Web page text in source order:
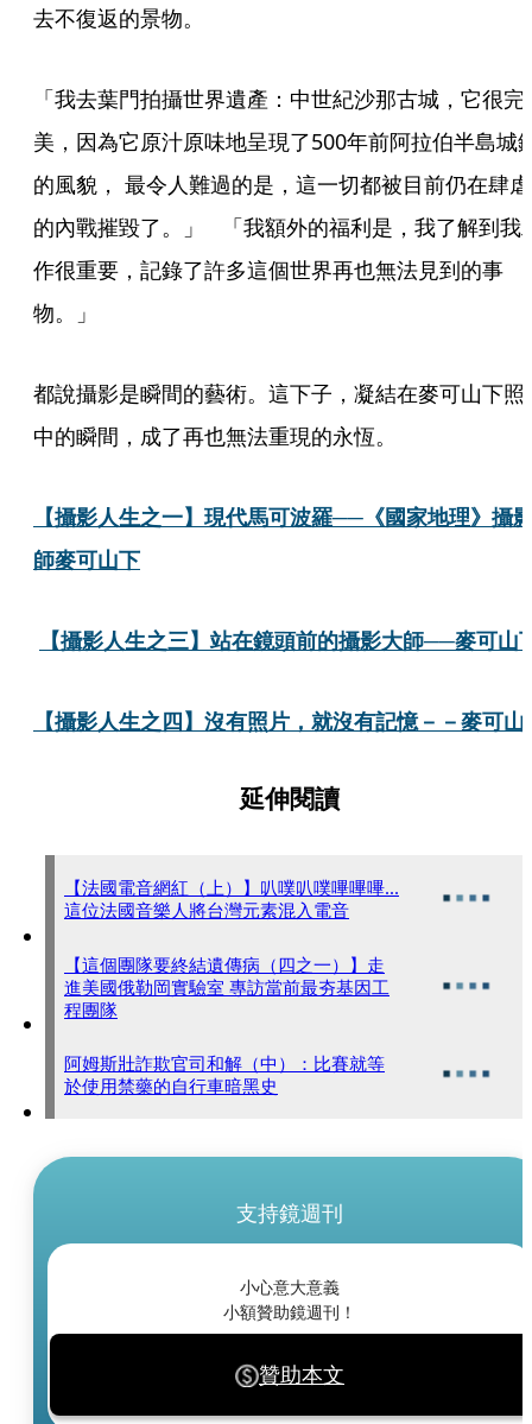
去不復返的景物。
「我去葉門拍攝世界遺產：中世紀沙那古城，它很完
美，因為它原汁原味地呈現了500年前阿拉伯半島城
的風貌， 最令人難過的是，這一切都被目前仍在肆虐
的內戰摧毀了。」   「我額外的福利是，我了解到我
作很重要，記錄了許多這個世界再也無法見到的事
物。」
都說攝影是瞬間的藝術。這下子，凝結在麥可山下照
中的瞬間，成了再也無法重現的永恆。
【攝影人生之一】現代馬可波羅──《國家地理》攝
師麥可山下
【攝影人生之三】站在鏡頭前的攝影大師──麥可山
【攝影人生之四】沒有照片，就沒有記憶－－麥可山
延伸閱讀
【法國電音網紅（上）】叭噗叭噗嗶嗶嗶...
這位法國音樂人將台灣元素混入電音
【這個團隊要終結遺傳病（四之一）】走
進美國俄勒岡實驗室 專訪當前最夯基因工
程團隊
阿姆斯壯詐欺官司和解（中）：比賽就等
於使用禁藥的自行車暗黑史
支持鏡週刊
小心意大意義
小額贊助鏡週刊！
贊助本文